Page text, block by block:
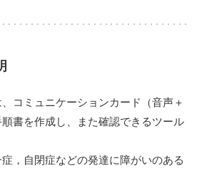
、コミュニケーションカード（音声＋
書を作成し、また確認できるツール
，自閉症などの発達に障がいのある